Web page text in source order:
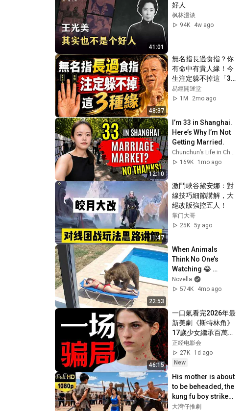
41:01
好人
枫林漫谈
94K
4w ago
48:37
無名指長過食指？你
有命中有貴人緣！今
生注定躲不掉這「3
段緣」#人生智慧 #
命理 #哲學 #曾仕強
#曾仕強 #易經 #正
能量
易經開運堂
1M
2mo ago
12:10
I’m 33 in Shanghai.
Here’s Why I’m Not
Getting Married.
169K
1mo ago
11:47
激鬥峽谷黛安娜：對
線技巧細節講解，大
絕改版強控五人！
掌门大哥
25K 5y ago
22:53
When Animals
Think No One’s
Watching 😂
Backyard Edition
Novella
574K
4mo ago
46:15
一口氣看完2026年最
新美劇《斯特林角》
17歲少女繼承百萬小
島，卻發現自己的人
生是一場騙局！
正经电影会
27K
1d ago
New
His mother is about
to be beheaded, the
kung fu boy strikes
out in rage!
大灣仔推劇